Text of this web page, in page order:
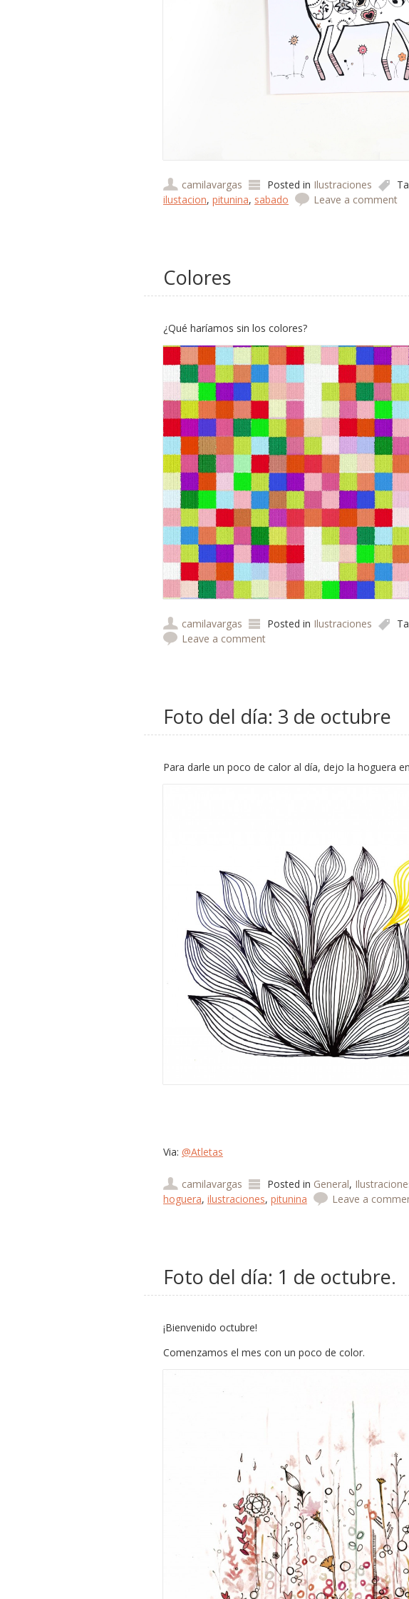
camilavargas Posted in Ilustraciones
ilustacion,pitunina, sabado Leave a comment
Colores
¿Qué haríamos sin los colores?
camilavargas Posted in Ilustraciones
Leave a comment
Foto del día: 3 de octubre
Para darle un poco de calor al día, dejo la hoguera
Via:@Atletas
camilavargas Posted in General,
hoguera,ilustraciones,pitunina Leave a
Foto del día: 1 de octubre.
¡Bienvenido octubre!
Comenzamos el mes con un poco de color.